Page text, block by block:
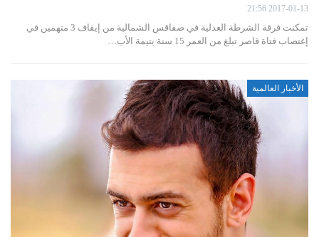
2017-01-13 21:56
تمكنت فرقة الشرطة العدلية في صفاقس الشمالية من إيقاف 3 متهمين في
إغتصاب فتاة قاصر تبلغ من العمر 15 سنة يتيمة الأب…
الأخبار العالمية